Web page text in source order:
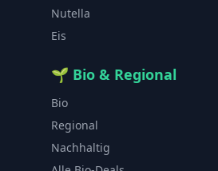
Nutella
Eis
🌱 Bio & Regional
Bio
Regional
Nachhaltig